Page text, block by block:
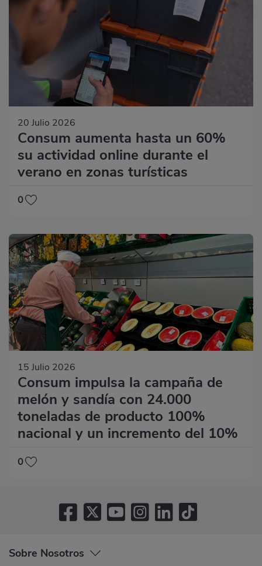
20 Julio 2026
Consum aumenta hasta un 60%
su actividad online durante el
verano en zonas turísticas
0
15 Julio 2026
Consum impulsa la campaña de
melón y sandía con 24.000
toneladas de producto 100%
nacional y un incremento del 10%
0
Sobre Nosotros